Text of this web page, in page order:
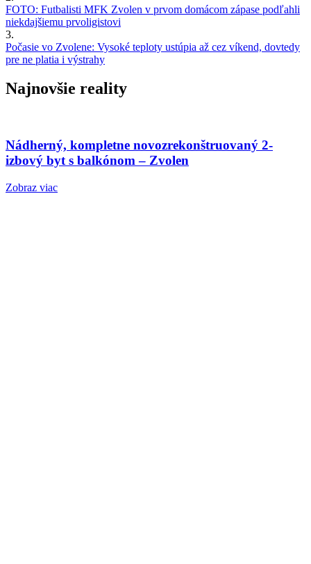
FOTO: Futbalisti MFK Zvolen v prvom domácom zápase podľahli
niekdajšiemu prvoligistovi
3.
Počasie vo Zvolene: Vysoké teploty ustúpia až cez víkend, dovtedy
pre ne platia i výstrahy
Najnovšie reality
Nádherný, kompletne novozrekonštruovaný 2-
izbový byt s balkónom – Zvolen
Zobraz viac